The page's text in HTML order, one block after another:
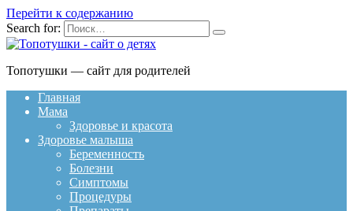
Перейти к содержанию
Search for:
Топотушки — сайт для родителей
Главная
Мама
Здоровье и красота
Здоровье малыша
Беременность
Болезни
Симптомы
Процедуры